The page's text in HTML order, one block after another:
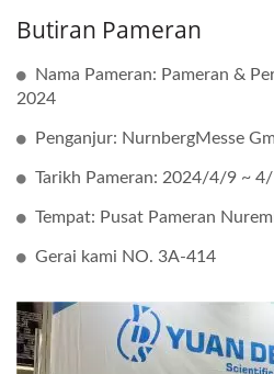
Butiran Pameran
Nama Pameran: Pameran &
2024
Penganjur: NurnbergMesse
Tarikh Pameran: 2024/4/9 ~ 4/
Tempat: Pusat Pameran
Gerai kami NO. 3A-414